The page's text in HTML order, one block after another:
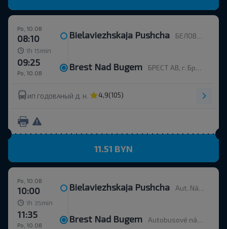
Po, 10.08
08:10 Bielaviezhskaja Pushcha БЕЛОВЕЖСКАЯ ПУЩА, Каменюкский с/с Каменецкий р-н БРЕСТСКАЯ ОБЛ. Беларусь
1h 15 min
Po, 10.08
09:25 Brest Nad Bugem БРЕСТ АВ, г. Брест, ул. Орджоникидзе, 12, Беларусь
ИП ГОДОВАНЫЙ Д. Н. 4,9(105)
11.51 BYN
Po, 10.08
10:00 Bielaviezhskaja Pushcha Aut. Nádr.
1h 35 min
Po, 10.08
11:35 Brest Nad Bugem Autobusové nádraží, ulice Ordžonikidze 12.